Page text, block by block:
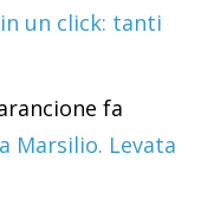
in un click: tanti
fa
Marsilio. Levata